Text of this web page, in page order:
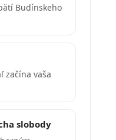
Budínskeho
začína vaša
slobody